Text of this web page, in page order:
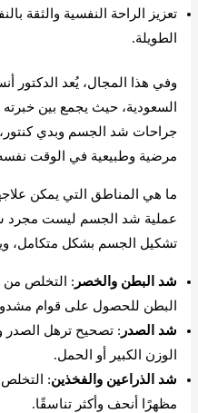
تعزيز الراحة النفسية والثقة
الطويلة.
وفي هذا المجال، يُعد الدكتور
السعودية، حيث يجمع بين
جراحات شد الجسم وبدي كنتور،
مرضية وطبيعية في الوقت
ما هي المناطق التي يمكن
عملية شد الجسم ليست مجرد
تشكيل الجسم بشكل متكامل،
شد البطن والخصر : التخلص من
البطن للحصول على قوام
شد الصدر : تصحيح ترهل الصدر
الوزن الكبير أو الحمل.
شد الذراعين والفخذين: التخلص
مظهرًا أنحف وأكثر تناسقًا.